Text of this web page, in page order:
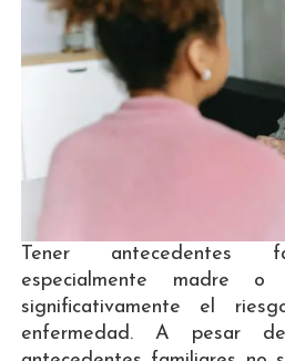
Tener antecedentes
especialmente madre o
significativamente el
enfermedad. A pesar